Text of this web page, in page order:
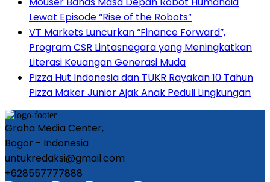
Lewat Episode “Rise of the Robots”
VT Markets Luncurkan “Finance Forward”,
Program CSR Lintasnegara yang Meningkatkan
Literasi Keuangan Generasi Muda
Pizza Hut Indonesia dan TUKR Rayakan 10 Tahun
Pizza Maker Junior Ajak Anak Peduli Lingkungan
Graha Media Center,
Bogor - Indonesia
untukredaksi@gmail.com
+628557777888